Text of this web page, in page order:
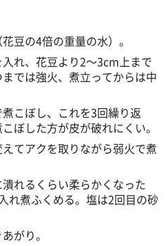
豆の4倍の重量の水）。
れ、花豆より2～3cm上まで
では強火、煮立ってからは中
こぼし、これを3回繰り返
ぼした方が皮が破れにくい。
てアクを取りながら弱火で煮
れるくらい柔らかくなった
れ煮ふくめる。塩は2回目の砂
がり。